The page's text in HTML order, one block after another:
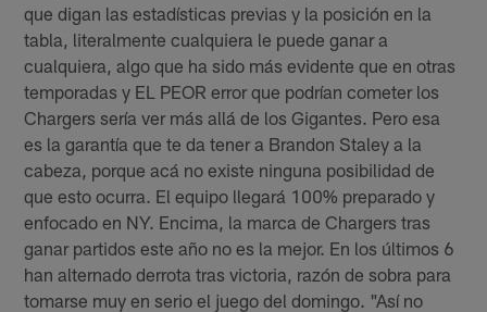
que digan las estadísticas previas y la posición en la
tabla, literalmente cualquiera le puede ganar a
cualquiera, algo que ha sido más evidente que en otras
temporadas y EL PEOR error que podrían cometer los
Chargers sería ver más allá de los Gigantes. Pero esa
es la garantía que te da tener a Brandon Staley a la
cabeza, porque acá no existe ninguna posibilidad de
que esto ocurra. El equipo llegará 100% preparado y
enfocado en NY. Encima, la marca de Chargers tras
ganar partidos este año no es la mejor. En los últimos 6
han alternado derrota tras victoria, razón de sobra para
tomarse muy en serio el juego del domingo. "Así no